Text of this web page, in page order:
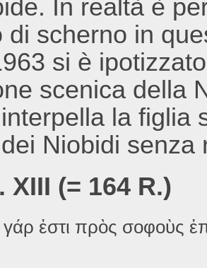
In realtà è
di scherno in
si è
scenica della
la figlia
Niobidi senza
XIII (= 164 R.)
ἐστι πρὸς σοφοὺς